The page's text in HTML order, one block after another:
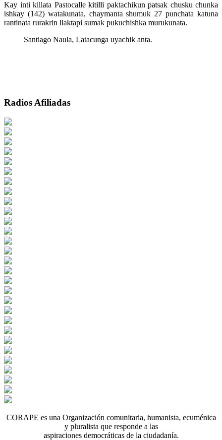
Kay inti killata Pastocalle kitilli paktachikun patsak chusku chunka
ishkay (142) watakunata, chaymanta shumuk 27 punchata katuna
rantinata rurakrin llaktapi sumak pukuchishka murukunata.
Santiago Naula, Latacunga uyachik anta.
Radios Afiliadas
CORAPE es una Organización comunitaria, humanista, ecuménica
y pluralista que responde a las
aspiraciones democráticas de la ciudadanía.